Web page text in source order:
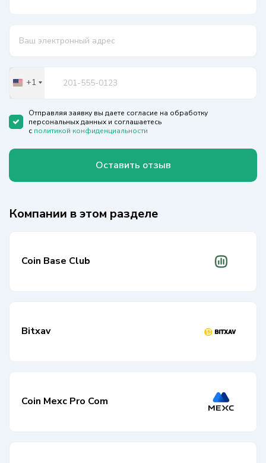
United
+1
Отправляя заявку вы даете согласие на обработку
персональных данных и соглашаетесь
с политикой конфиденциальности
Оставить отзыв
Компании в этом разделе
Coin Base Club
Bitxav
Coin Mexc Pro Com